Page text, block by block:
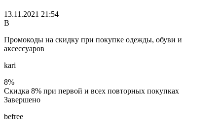
13.11.2021 21:54
В
Промокоды на скидку при покупке одежды, обуви и
аксессуаров
kari
8%
Скидка 8% при первой и всех повторных покупках
Завершено
befree